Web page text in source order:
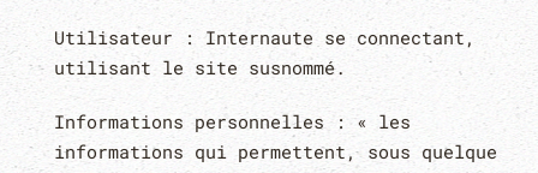
Utilisateur : Internaute se connectant,
utilisant le site susnommé.
Informations personnelles : « les
informations qui permettent, sous quelque